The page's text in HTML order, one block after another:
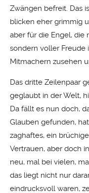
Zwängen befreit. Das
blicken eher grimmig
aber für die Engel, die
sondern voller Freude
Mitmachern zusehen
Das dritte Zeilenpaar
geglaubt in der Welt,
Da fällt es nun doch,
Glauben gefunden,
zaghaftes, ein
Vertrauen, aber doch
neu, mal bei vielen,
das liegt nicht nur
eindrucksvoll waren,